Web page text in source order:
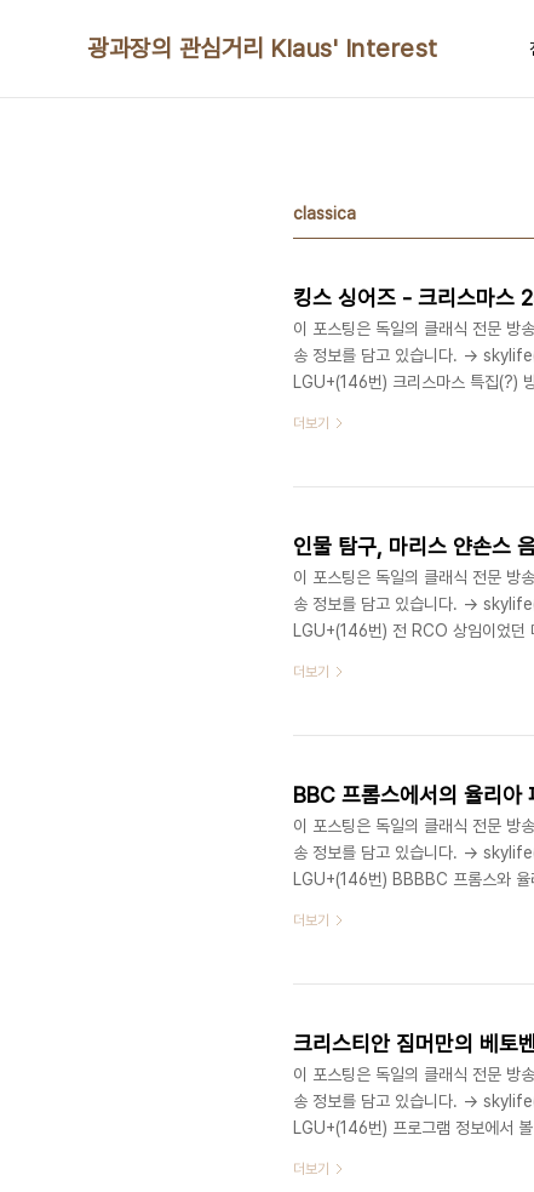
광과장의 관심거리 Klaus' Interest
classica
킹스 싱어즈 - 크리스마스
이 포스팅은 독일의 클래식 전문
송 정보를 담고 있습니다. →
LGU+(146번) 크리스마스 특집(?)
마스를 맞아 시청하면 좋을 것 같
킹스 칼리지 합창단 출신들로 구성
더보기
인물 탐구, 마리스 얀손스
이 포스팅은 독일의 클래식 전문
송 정보를 담고 있습니다. →
LGU+(146번) 전 RCO 상임이었던
음악에 대한 솔직한 이야기를 들을
1943년 리가에서 태어났다.레닌그
더보기
BBC 프롬스에서의 율리아
이 포스팅은 독일의 클래식 전문
송 정보를 담고 있습니다. →
LGU+(146번) BBBBC 프롬스와 율
그 피협과 생상 바협을 동시 연주하
Performance -
더보기
크리스티안 짐머만의 베토
이 포스팅은 독일의 클래식 전문
송 정보를 담고 있습니다. →
LGU+(146번) 프로그램 정보에서
주하게 됩니다.클래시카에서는 1,2
더보기